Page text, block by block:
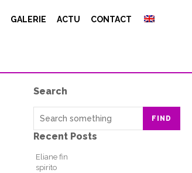
GALERIE ACTU CONTACT
Search
FIND
Recent Posts
Eliane fin
spirito